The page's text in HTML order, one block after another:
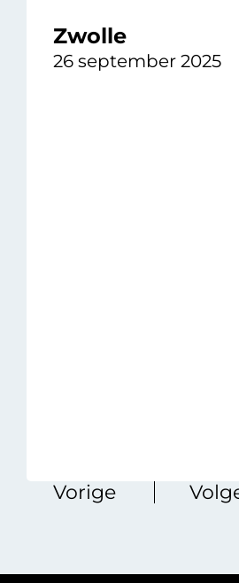
Zwolle
26 september 2025
‏‏‎ ‎‏‏‎ ‎‏‏‎ ‎‏‏‎ ‎‏‏‎ ‎Vorige